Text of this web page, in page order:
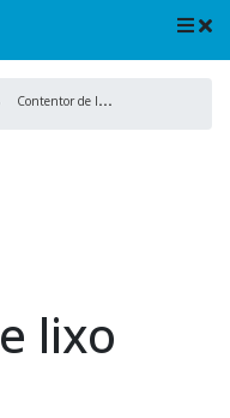
C
ontentor de lixo
lixo